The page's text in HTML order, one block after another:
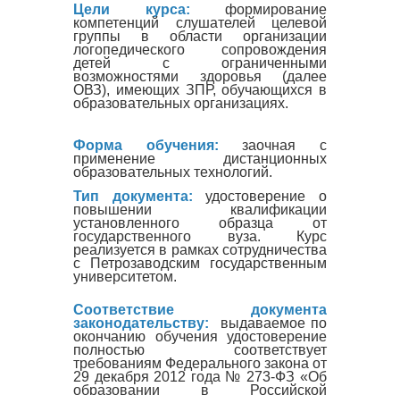
Цели курса: формирование
компетенций слушателей целевой
группы в области организации
логопедического сопровождения
детей с ограниченными
возможностями здоровья (далее
ОВЗ), имеющих ЗПР, обучающихся в
образовательных организациях.
Форма обучения: заочная с
применение дистанционных
образовательных технологий.
Тип документа:удостоверение о
повышении квалификации
установленного образца от
государственного вуза. Курс
реализуется в рамках сотрудничества
с Петрозаводским государственным
университетом.
Соответствие документа
законодательству: выдаваемое по
окончанию обучения удостоверение
полностью соответствует
требованиям Федерального закона от
29 декабря 2012 года № 273-ФЗ «Об
образовании в Российской